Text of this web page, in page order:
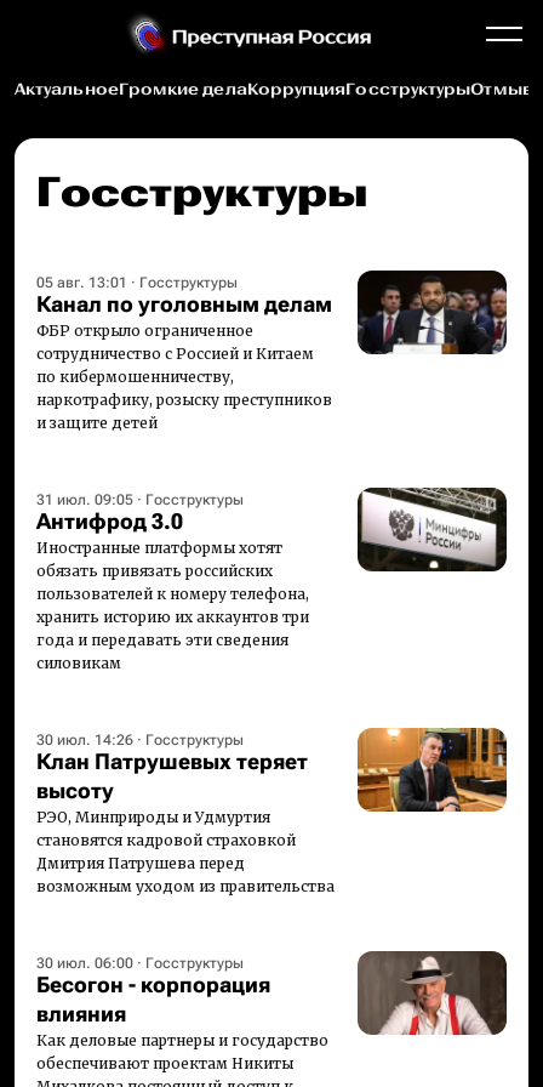
АктуальноеГромкие делаКоррупцияГосструктуры
Госструктуры
05 авг. 13:01 · Госструктуры
Канал по уголовным делам
ФБР открыло ограниченное
сотрудничество с Россией и Китаем
по кибермошенничеству,
наркотрафику, розыску преступников
и защите детей
31 июл. 09:05 · Госструктуры
Антифрод 3.0
Иностранные платформы хотят
обязать привязать российских
пользователей к номеру телефона,
хранить историю их аккаунтов три
года и передавать эти сведения
силовикам
30 июл. 14:26 · Госструктуры
Клан Патрушевых теряет
высоту
РЭО, Минприроды и Удмуртия
становятся кадровой страховкой
Дмитрия Патрушева перед
возможным уходом из правительства
30 июл. 06:00 · Госструктуры
Бесогон - корпорация
влияния
Как деловые партнеры и государство
обеспечивают проектам Никиты